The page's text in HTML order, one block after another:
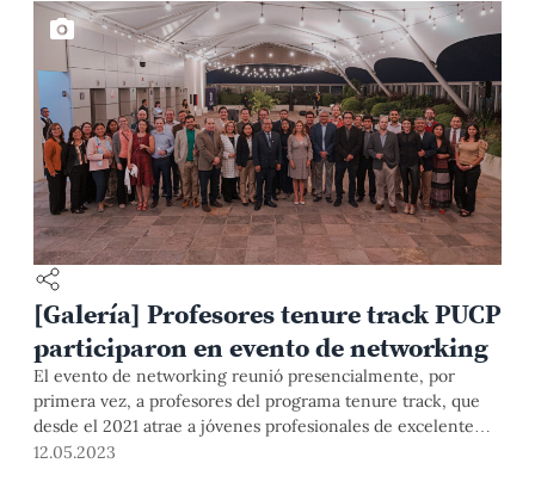
[Galería] Profesores tenure track PUCP
participaron en evento de networking
El evento de networking reunió presencialmente, por
primera vez, a profesores del programa tenure track, que
desde el 2021 atrae a jóvenes profesionales de excelente
nivel a nuestras aulas.
12.05.2023